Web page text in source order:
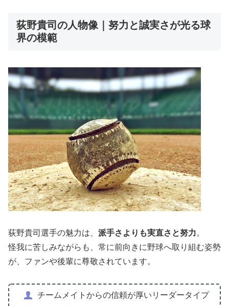
荻野貴司の人物像｜努力と誠実さが光る球
界の模範
荻野貴司選手の魅力は、 派手さよりも実直さと努力。
怪我に苦しみながらも、常に前向きに野球へ取り組む姿勢
が、ファンや後輩に尊敬されています。
チームメイトからの信頼が厚いリーダータイプ